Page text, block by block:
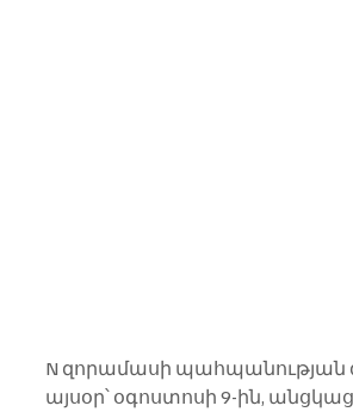
N զորամասի պահպանության
այսօր՝ օգոստոսի 9-ին,